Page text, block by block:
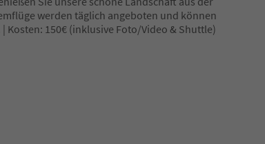
werden täglich angeboten und können
Kosten: 150€ (inklusive Foto/Video & Shuttle)